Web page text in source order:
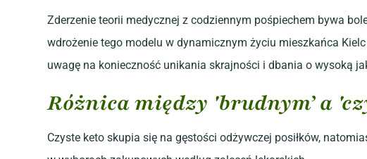
Zderzenie teorii medycznej z codziennym pośpiechem bywa
wdrożenie tego modelu w dynamicznym życiu mieszkańca
uwagę na konieczność unikania skrajności i dbania o wysoką
Różnica między 'brudnym’ a
Czyste keto skupia się na gęstości odżywczej posiłków,